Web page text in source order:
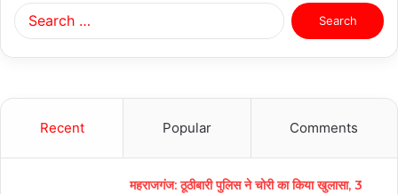
Search
for:
Recent Popular Comments
महराजगंज: ठूठीबारी पुलिस ने चोरी का किया खुलासा, 3